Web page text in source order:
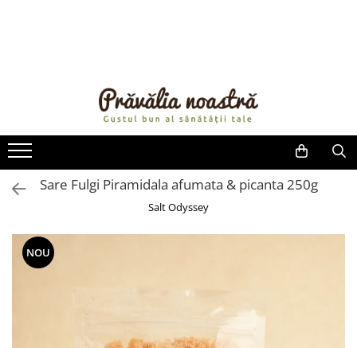
ULEIURI ȘI UNTURI
MĂSLINE
NUCI ȘI SEMINȚE
FRUCTE DESHIDRATATE
FRUCTE LA CONSERVĂ
OȚETURI ȘI SOSURI
FĂINĂ FĂRĂ GLUTEN
BĂUTURI / LAPTE VEGETAL
Sare Fulgi Piramidala afumata & picanta 250g
Salt Odyssey
NOU